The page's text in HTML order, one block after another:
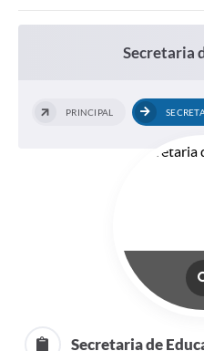
Coronavírus
Secretaria de Saúde (Relações ESF)
Plano Municipal de Saúde
Secretaria
PRINCIPAL
Secretaria de